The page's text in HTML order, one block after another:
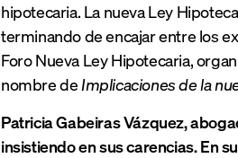
hipotecaria. La nueva Ley
terminando de encajar entre los
Foro Nueva Ley Hipotecaria,
nombre de Implicaciones de la
Patricia Gabeiras Vázquez,
insistiendo en sus carencias. En